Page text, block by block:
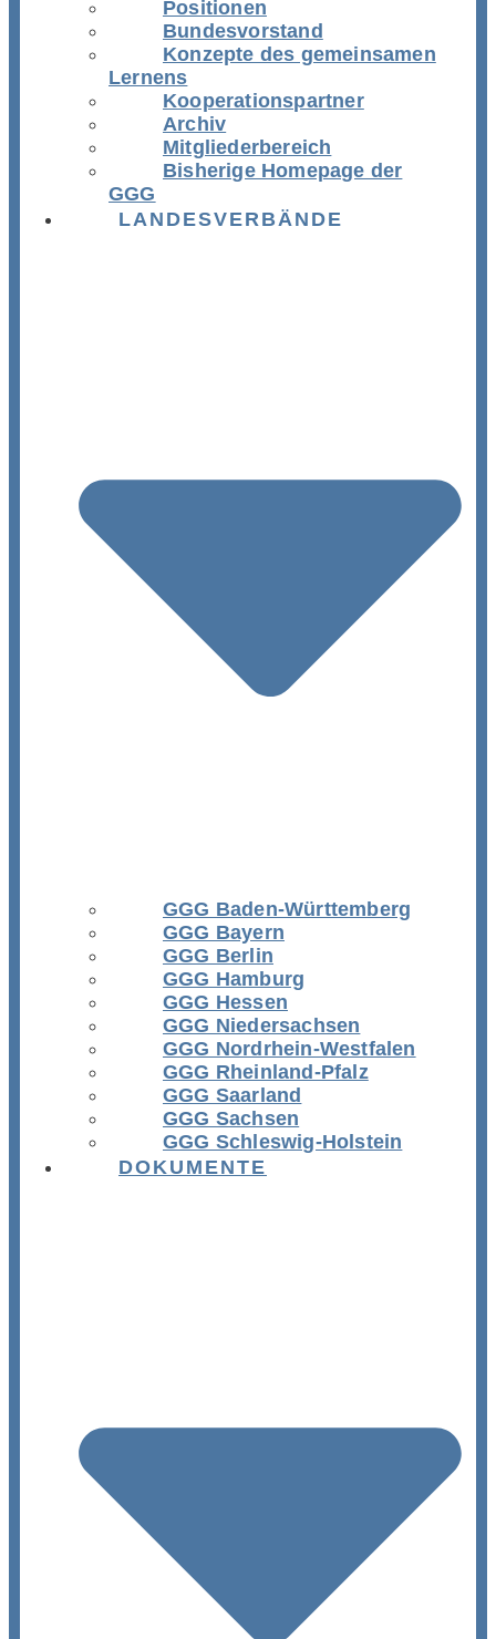
Positionen
Bundesvorstand
Konzepte des gemeinsamen
Lernens
Kooperationspartner
Archiv
Mitgliederbereich
Bisherige Homepage der
GGG
LANDESVERBÄNDE
GGG Baden-Württemberg
GGG Bayern
GGG Berlin
GGG Hamburg
GGG Hessen
GGG Niedersachsen
GGG Nordrhein-Westfalen
GGG Rheinland-Pfalz
GGG Saarland
GGG Sachsen
GGG Schleswig-Holstein
DOKUMENTE